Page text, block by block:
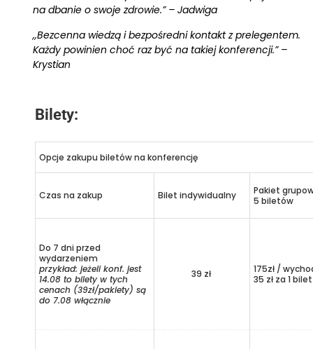
na dbanie o swoje zdrowie.” – Jadwiga
,,Bezcenna wiedzą i bezpośredni kontakt z prelegentem.
Każdy powinien choć raz być na takiej konferencji.” –
Krystian
Bilety:
Opcje zakupu biletów na konferencję
Czas na zakup Bilet indywidualny
Pakiet
5 biletów
Do 7 dni przed
wydarzeniem
przykład: jeżeli konf. jest
14.08 to bilety w tych
cenach (39zł/pakiety) są
do 7.08 włącznie
39 zł
175zł /
35 zł za 1 bilet